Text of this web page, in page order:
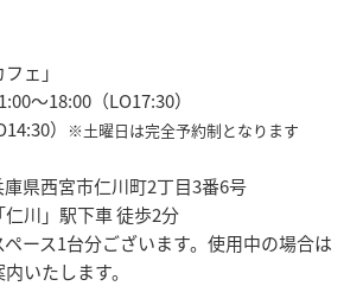
ェ」
～18:00（LO17:30）
）
※土曜日は完全予約制となります
県西宮市仁川町2丁目3番6号
川」駅下車 徒歩2分
ース1台分ございます。使用中の場合は
いたします。